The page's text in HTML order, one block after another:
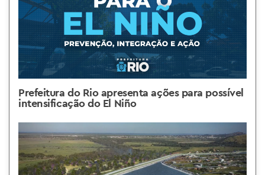
Prefeitura do Rio apresenta ações para possível
intensificação do El Niño